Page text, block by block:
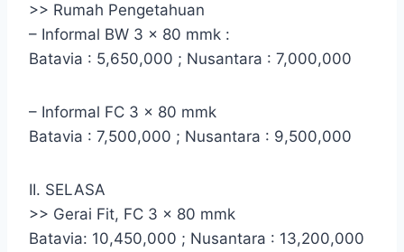
>> Rumah Pengetahuan
– Informal BW 3 x 80 mmk :
Batavia : 5,650,000 ; Nusantara : 7,000,000
– Informal FC 3 x 80 mmk
Batavia : 7,500,000 ; Nusantara : 9,500,000
II. SELASA
>> Gerai Fit, FC 3 x 80 mmk
Batavia: 10,450,000 ; Nusantara : 13,200,000